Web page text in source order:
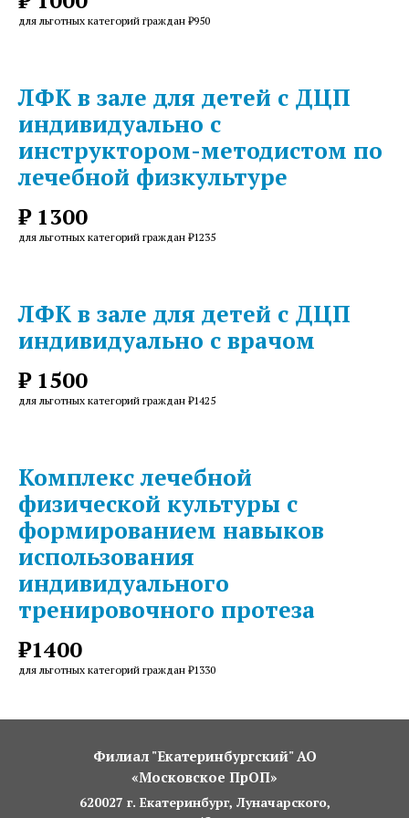
для льготных категорий граждан ₽950
ЛФК в зале для детей с ДЦП
индивидуально с
инструктором-методистом по
лечебной физкультуре
₽ 1300
для льготных категорий граждан ₽1235
ЛФК в зале для детей с ДЦП
индивидуально с врачом
₽ 1500
для льготных категорий граждан ₽1425
Комплекс лечебной
физической культуры с
формированием навыков
использования
индивидуального
тренировочного протеза
₽1400
для льготных категорий граждан ₽1330
Филиал "Екатеринбургский" АО
«Московское ПрОП»
620027 г. Екатеринбург, Луначарского,